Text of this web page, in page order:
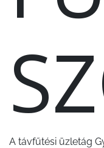
A távfűtési üzletág